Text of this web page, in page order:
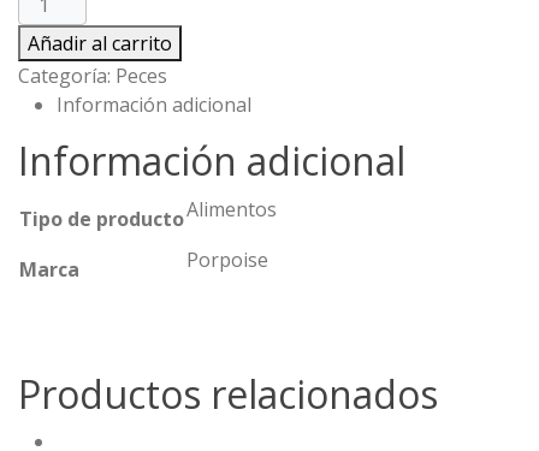
Añadir al carrito
Categoría: Peces
Información adicional
Información adicional
Tipo de productoAlimentos
Marca Porpoise
Productos relacionados